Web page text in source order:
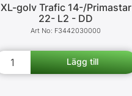
XL-golv Trafic 14-/Primastar
22- L2 - DD
F3442030000